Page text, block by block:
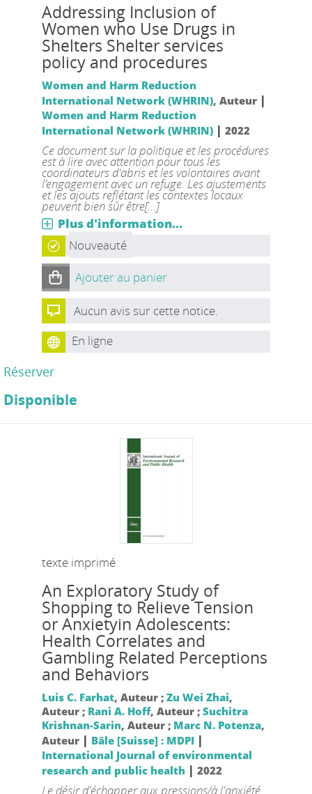
Addressing Inclusion of
Women who Use Drugs in
Shelters Shelter services
policy and procedures
Women and Harm Reduction
International Network (WHRIN), Auteur |
Women and Harm Reduction
International Network (WHRIN)| 2022
Ce document sur la politique et les procédures
est à lire avec attention pour tous les
coordinateurs d'abris et les volontaires avant
l’engagement avec un refuge. Les ajustements
et les ajouts reflétant les contextes locaux
peuvent bien sûr être[...]
Plus d'information...
Nouveauté
Ajouter au panier
Aucun avis sur cette notice.
En ligne
Réserver
Disponible
texte imprimé
An Exploratory Study of
Shopping to Relieve Tension
or Anxietyin Adolescents:
Health Correlates and
Gambling Related Perceptions
and Behaviors
Luis C. Farhat, Auteur ; Zu Wei Zhai,
Auteur ; Rani A. Hoff, Auteur ; Suchitra
Krishnan-Sarin, Auteur ; Marc N. Potenza,
Auteur | Bâle [Suisse] : MDPI |
International Journal of environmental
research and public health | 2022
Le désir d'échapper aux pressions/à l'anxiété